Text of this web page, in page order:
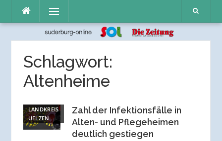
Inhalt
Menü
Schlagwort:
Altenheime
LANDKREIS
UELZEN
Zahl der Infektionsfälle in
Alten- und Pflegeheimen
deutlich gestiegen